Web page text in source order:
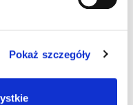
Pokaż szczegóły